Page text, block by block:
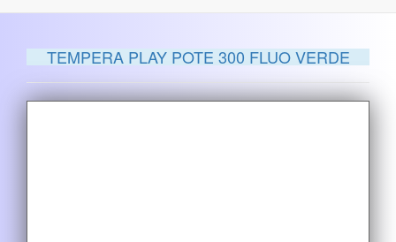
TEMPERA PLAY POTE 300 FLUO VERDE